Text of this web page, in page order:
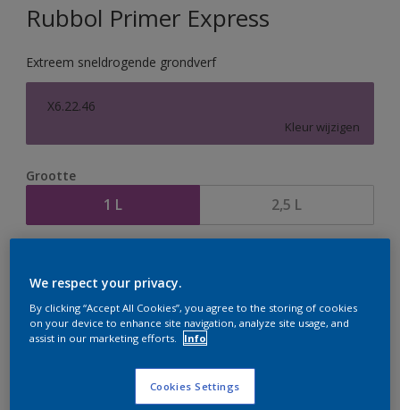
Rubbol Primer Express
Extreem sneldrogende grondverf
X6.22.46
Kleur wijzigen
Grootte
1 L 2,5 L
te bestellen. Houd de website in de gaten, we werken
er hard aan om de voorraad aan te vullen.
We respect your privacy.
By clicking “Accept All Cookies”, you agree to the storing of cookies
on your device to enhance site navigation, analyze site usage, and
assist in our marketing efforts.
Info
Cookies Settings